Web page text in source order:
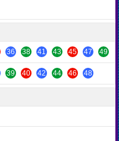
36 38 41 43 45 47 49
39 40 42 44 46 48